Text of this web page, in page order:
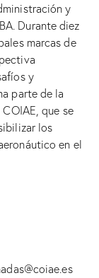
y
Durante diez
marcas de
y
parte de la
que se
los
en el